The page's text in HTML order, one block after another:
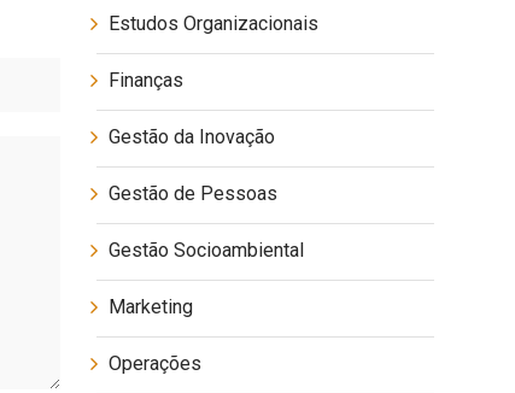
Estudos Organizacionais
Finanças
Gestão da Inovação
Gestão de Pessoas
Gestão Socioambiental
Marketing
Operações